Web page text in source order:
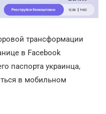
трансформации
в Facebook
паспорта украинца,
в мобильном